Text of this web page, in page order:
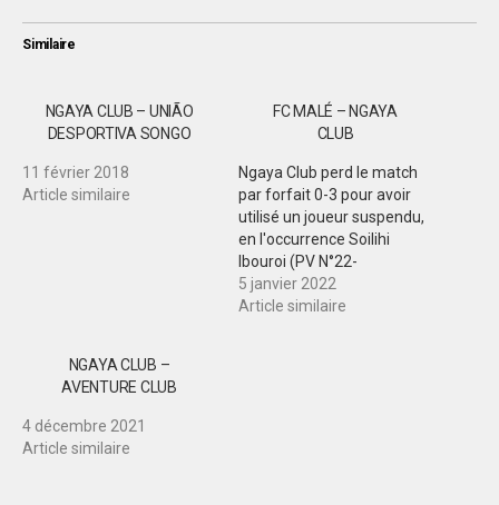
Similaire
NGAYA CLUB – UNIÃO
DESPORTIVA SONGO
11 février 2018
Article similaire
FC MALÉ – NGAYA
CLUB
Ngaya Club perd le match
par forfait 0-3 pour avoir
utilisé un joueur suspendu,
en l'occurrence Soilihi
Ibouroi (PV N°22-
08/CHD/LDNG/FFC du 11
janvier 2022). Résultat sur
5 janvier 2022
Article similaire
NGAYA CLUB –
AVENTURE CLUB
4 décembre 2021
Article similaire